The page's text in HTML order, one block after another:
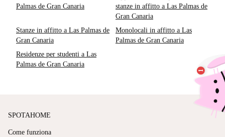
Palmas de Gran Canaria
stanze in affitto a Las Palmas de
Gran Canaria
Stanze in affitto a Las Palmas de
Gran Canaria
Monolocali in affitto a Las
Palmas de Gran Canaria
Residenze per studenti a Las
Palmas de Gran Canaria
SPOTAHOME
Come funziona